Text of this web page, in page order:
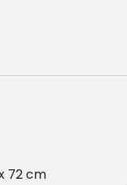
72 cm